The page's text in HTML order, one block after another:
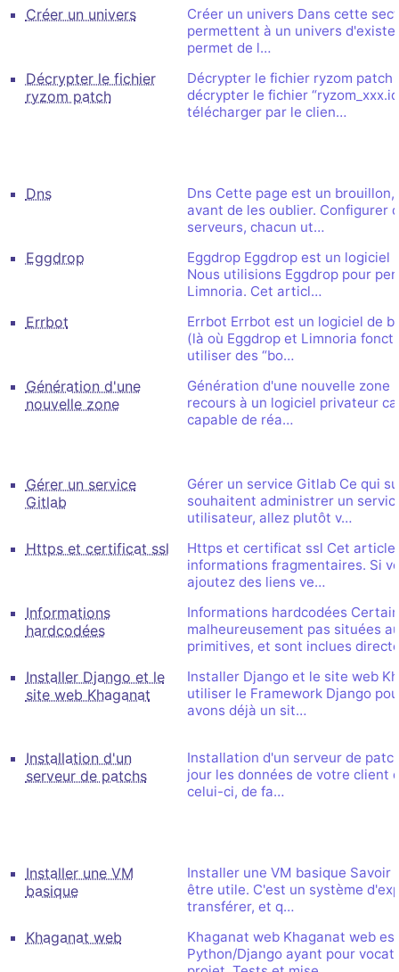
Créer un univers
Créer un univers Dans cette
permettent à un univers
permet de l…
Décrypter le fichier
ryzom patch
Décrypter le fichier ryzom
décrypter le fichier
télécharger par le clien…
Dns
Dns Cette page est un
avant de les oublier. Configurer
serveurs, chacun ut…
Eggdrop
Eggdrop Eggdrop est un
Nous utilisions Eggdrop pour
Limnoria. Cet articl…
Errbot
Errbot Errbot est un logiciel de
(là où Eggdrop et Limnoria
utiliser des “bo…
Génération d'une
nouvelle zone
Génération d'une nouvelle
recours à un logiciel privateur
capable de réa…
Gérer un service
Gitlab
Gérer un service Gitlab Ce qui
souhaitent administrer un
utilisateur, allez plutôt v…
Https et certificat ssl
Https et certificat ssl Cet
informations fragmentaires. Si
ajoutez des liens ve…
Informations
hardcodées
Informations hardcodées
malheureusement pas situées
primitives, et sont inclues
Installer Django et le
site web Khaganat
Installer Django et le site web
utiliser le Framework Django
avons déjà un sit…
Installation d'un
serveur de patchs
Installation d'un serveur de
jour les données de votre client
celui-ci, de fa…
Installer une VM
basique
Installer une VM basique
être utile. C'est un système
transférer, et q…
Khaganat web
Khaganat web Khaganat web
Python/Django ayant pour